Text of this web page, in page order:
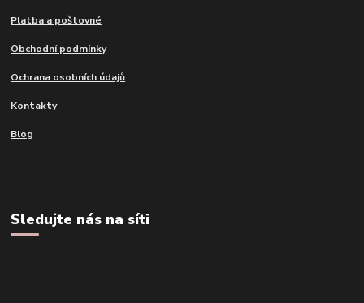
Platba a poštovné
Obchodní podmínky
Ochrana osobních údajů
Kontakty
Blog
Sledujte nás na síti